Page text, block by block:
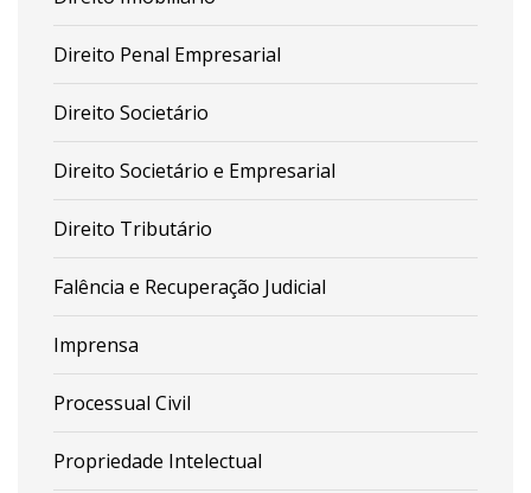
Direito Penal Empresarial
Direito Societário
Direito Societário e Empresarial
Direito Tributário
Falência e Recuperação Judicial
Imprensa
Processual Civil
Propriedade Intelectual